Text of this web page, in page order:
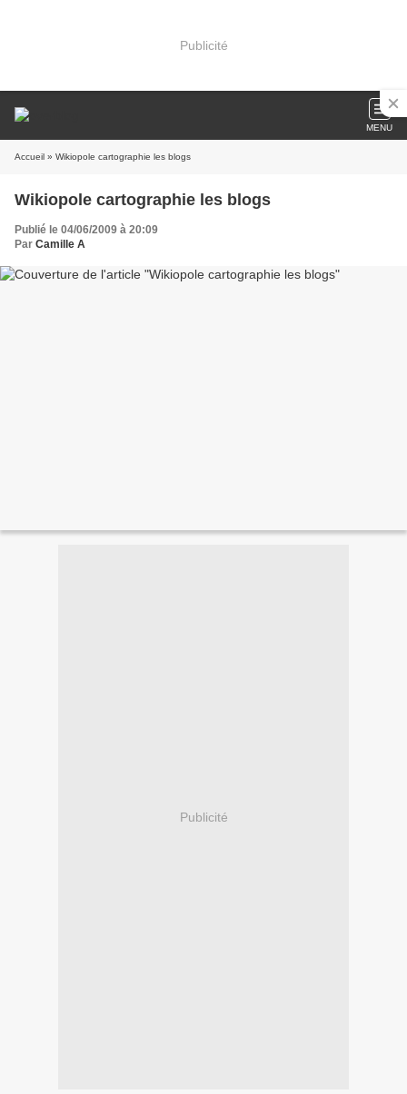
Publicité
MENU
Accueil » Wikiopole cartographie les blogs
Wikiopole cartographie les blogs
Publié le 04/06/2009 à 20:09
Par Camille A
Publicité